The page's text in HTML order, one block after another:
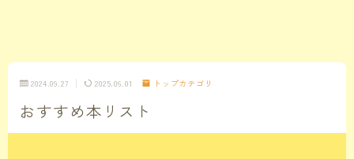
2024.09.27 2025.06.01 トップカテゴリ
おすすめ本リスト